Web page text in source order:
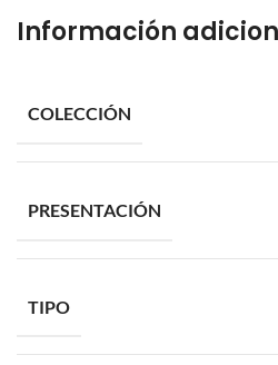
Información
COLECCIÓN
PRESENTACIÓN
TIPO